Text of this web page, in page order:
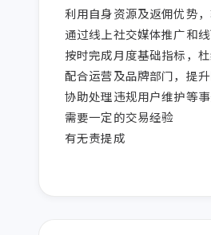
利用自身资源及返佣优势
通过线上社交媒体推广和
按时完成月度基础指标，杜
配合运营及品牌部门，提
协助处理违规用户维护等
需要一定的交易经验
有无责提成